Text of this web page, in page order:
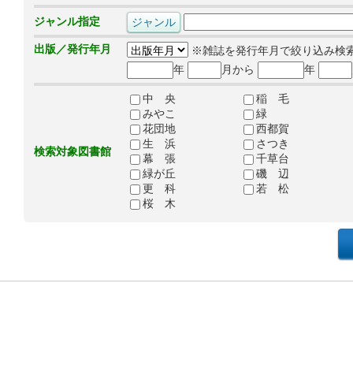
ジャンル指定
出版／発行年月
※雑誌を発行年月で絞り込み検
年
月から 年
検索対象図書館
中 央
稲 毛
みやこ
緑
花団地
西都賀
生 浜
さつき
幕 張
千草台
緑が丘
磯 辺
更 科
若 松
桜 木